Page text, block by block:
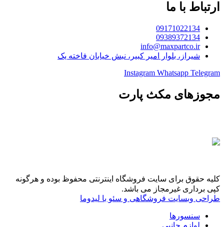
ارتباط با ما
09171022134
09389372134
info@maxpartco.ir
شیراز، بلوار امیر کبیر، نبش خیابان فاخته یک
Instagram Whatsapp Telegram
مجوزهای مکث پارت
کلیه حقوق برای سایت فروشگاه اینترنتی محفوظ بوده و هرگونه
کپی برداری غیرمجاز می باشد.
طراحی وبسایت فروشگاهی و سئو با لیدوما
سنسورها